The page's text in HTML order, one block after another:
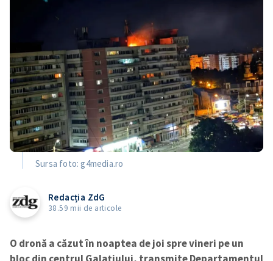
Sursa foto: g4media.ro
Redacția ZdG
38.59 mii de articole
O dronă a căzut în noaptea de joi spre vineri pe un